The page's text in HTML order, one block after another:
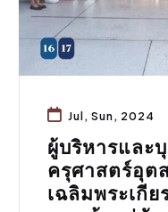
Jul, Sun, 2024
ผู้บริหารและ
ครุศาสตร์อุต
เฉลิมพระเกี